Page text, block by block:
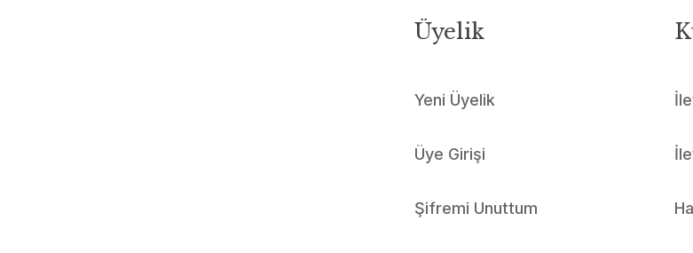
Üyelik
Yeni Üyelik
Üye Girişi
Şifremi Unuttum